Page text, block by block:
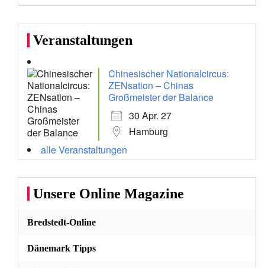
Veranstaltungen
Chinesischer Nationalcircus:
ZENsation – Chinas
Großmeister der Balance
30 Apr. 27
Hamburg
alle Veranstaltungen
Unsere Online Magazine
Bredstedt-Online
Dänemark Tipps